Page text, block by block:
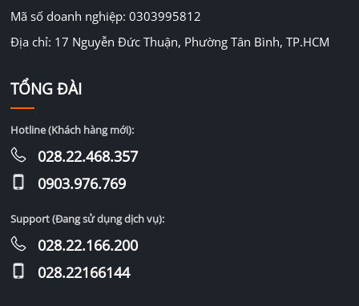
Mã số doanh nghiệp: 0303995812
Địa chỉ: 17 Nguyễn Đức Thuận, Phường Tân Bình, TP.HCM
TỔNG ĐÀI
Hotline (Khách hàng mới):
028.22.468.357
0903.976.769
Support (Đang sử dụng dịch vụ):
028.22.166.200
028.22166144